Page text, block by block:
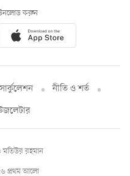
করুন
সার্কুলেশন
নীতি ও শর্ত
প্রথম আলো
রহমান